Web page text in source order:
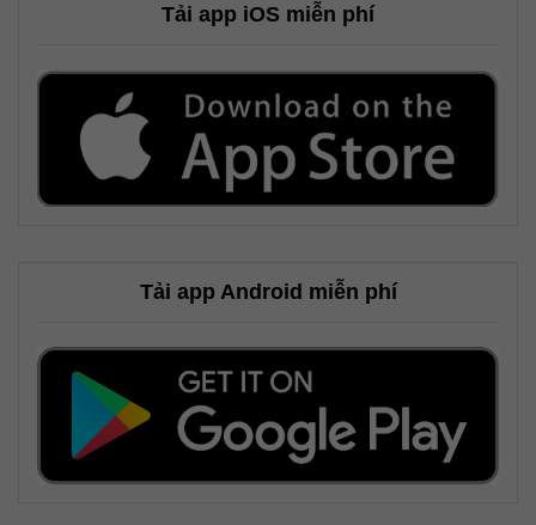
Tải app iOS miễn phí
Tải app Android miễn phí